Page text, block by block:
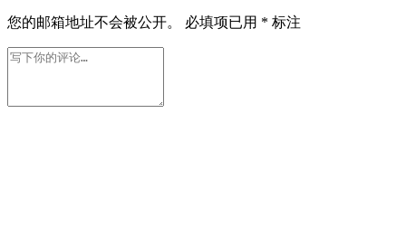
您的邮箱地址不会被公开。 必填项已用 * 标注